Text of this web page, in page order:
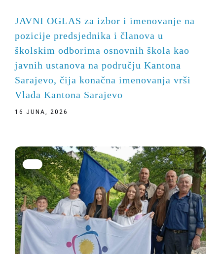
JAVNI OGLAS za izbor i imenovanje na
pozicije predsjednika i članova u
školskim odborima osnovnih škola kao
javnih ustanova na području Kantona
Sarajevo, čija konačna imenovanja vrši
Vlada Kantona Sarajevo
16 JUNA, 2026